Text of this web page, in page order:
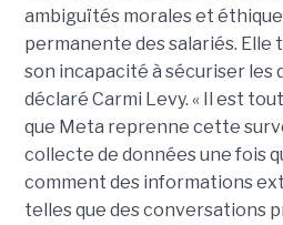
ambiguïtés morales et
permanente des salariés.
son incapacité à sécuriser les
déclaré Carmi Levy. « Il est
que Meta reprenne cette
collecte de données une fois
comment des informations
telles que des conversations